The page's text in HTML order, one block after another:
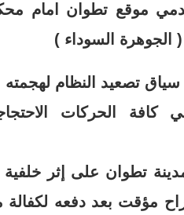
موقع تطوان امام
الجوهرة السوداء )
تصعيد النظام
كافة الحركات
تطوان على إثر